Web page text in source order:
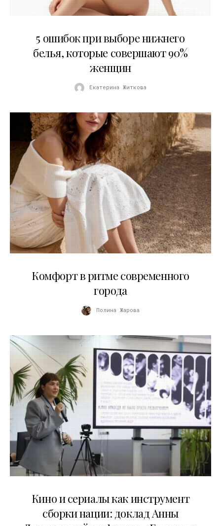
5 ошибок при выборе нижнего
белья, которые совершают 90%
женщин
Екатерина Житкова
Комфорт в ритме современного
города
Полина Жарова
Кино и сериалы как инструмент
сборки нации: доклад Анны